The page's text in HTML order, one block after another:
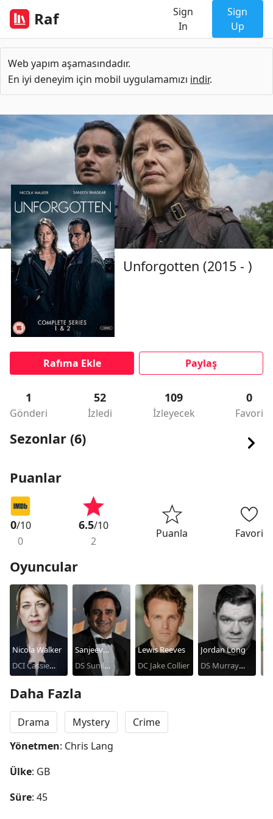
Raf
Sign
In
Sign
Up
Web yapım aşamasındadır.
En iyi deneyim için mobil uygulamamızı indir.
Unforgotten (2015 - )
Rafıma Ekle Paylaş
1
Gönderi
52
İzledi
109
İzleyecek
0
Favori
Sezonlar (6)
Puanlar
0/10
0
6.5/10
2
Puanla Favori
Oyuncular
Nicola Walker
DCI Cassie
Sanjeev
Bhaskar
DS Sunil
Lewis Reeves
DC Jake Collier
Jordan Long
DS Murray
Daha Fazla
Drama Mystery
Crime
Yönetmen: Chris Lang
Ülke: GB
Süre: 45